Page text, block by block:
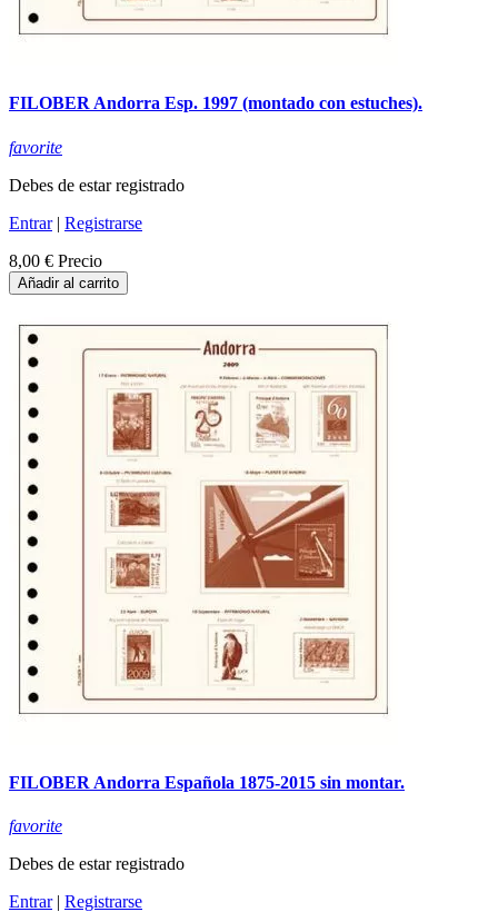
FILOBER Andorra Esp. 1997 (montado con estuches).
favorite
Debes de estar registrado
Entrar| Registrarse
8,00 € Precio
Añadir al carrito
FILOBER Andorra Española 1875-2015 sin montar.
favorite
Debes de estar registrado
Entrar| Registrarse